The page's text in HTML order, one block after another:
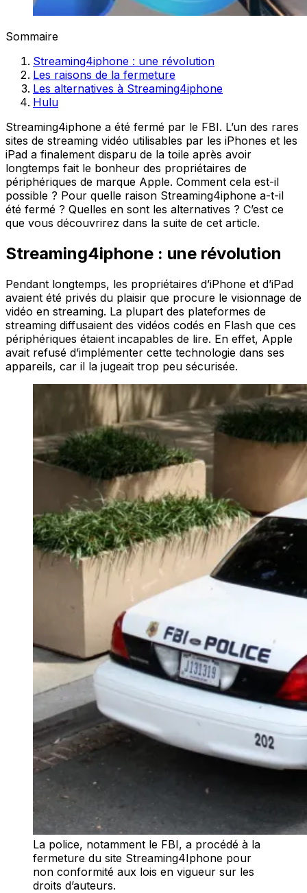
Sommaire
Streaming4iphone : une révolution
Les raisons de la fermeture
Les alternatives à Streaming4iphone
Hulu
Streaming4iphone a été fermé par le FBI. L’un des rares
sites de streaming vidéo utilisables par les iPhones et les
iPad a finalement disparu de la toile après avoir
longtemps fait le bonheur des propriétaires de
périphériques de marque Apple. Comment cela est-il
possible ? Pour quelle raison Streaming4iphone a-t-il
été fermé ? Quelles en sont les alternatives ? C’est ce
que vous découvrirez dans la suite de cet article.
Streaming4iphone : une révolution
Pendant longtemps, les propriétaires d’iPhone et d’iPad
avaient été privés du plaisir que procure le visionnage de
vidéo en streaming. La plupart des plateformes de
streaming diffusaient des vidéos codés en Flash que ces
périphériques étaient incapables de lire. En effet, Apple
avait refusé d’implémenter cette technologie dans ses
appareils, car il la jugeait trop peu sécurisée.
La police, notamment le FBI, a procédé à la
fermeture du site Streaming4Iphone pour
non conformité aux lois en vigueur sur les
droits d’auteurs.